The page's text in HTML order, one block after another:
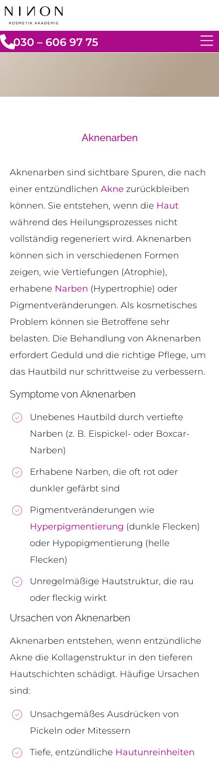
030 – 606 97 75
Aknenarben
Aknenarben sind sichtbare Spuren, die nach
einer entzündlichen Akne zurückbleiben
können. Sie entstehen, wenn die Haut
während des Heilungsprozesses nicht
vollständig regeneriert wird. Aknenarben
können sich in verschiedenen Formen
zeigen, wie Vertiefungen (Atrophie),
erhabene Narben (Hypertrophie) oder
Pigmentveränderungen. Als kosmetisches
Problem können sie Betroffene sehr
belasten. Die Behandlung von Aknenarben
erfordert Geduld und die richtige Pflege, um
das Hautbild nur schrittweise zu verbessern.
Symptome von Aknenarben
Unebenes Hautbild durch vertiefte
Narben (z. B. Eispickel- oder Boxcar-
Narben)
Erhabene Narben, die oft rot oder
dunkler gefärbt sind
Pigmentveränderungen wie
Hyperpigmentierung (dunkle Flecken)
oder Hypopigmentierung (helle
Flecken)
Unregelmäßige Hautstruktur, die rau
oder fleckig wirkt
Ursachen von Aknenarben
Aknenarben entstehen, wenn entzündliche
Akne die Kollagenstruktur in den tieferen
Hautschichten schädigt. Häufige Ursachen
sind:
Unsachgemäßes Ausdrücken von
Pickeln oder Mitessern
Tiefe, entzündliche Hautunreinheiten